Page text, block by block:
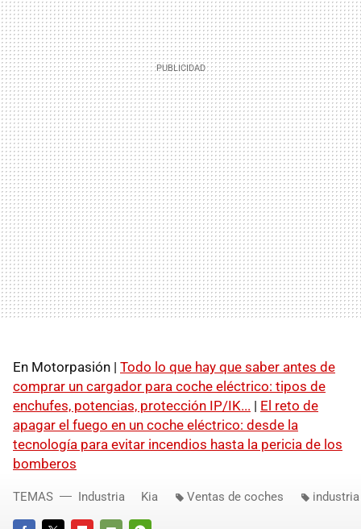
En Motorpasión | Todo lo que hay que saber antes de
comprar un cargador para coche eléctrico: tipos de
enchufes, potencias, protección IP/IK... | El reto de
apagar el fuego en un coche eléctrico: desde la
tecnología para evitar incendios hasta la pericia de los
bomberos
TEMAS Industria Kia Ventas de coches industria